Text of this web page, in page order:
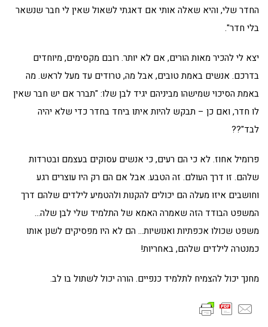
החדר שלי, והיא שאלה אותי אם דאגתי לשאול שאין לי חבר שנשאר
בלי חדר".
יצא לי להכיר מאות הורים, אם לא יותר. רובם מקסימים, מיוחדים
בדרכם. אנשים באמת טובים, אבל מה, טרודים עד מעל לראש. מה
באמת הסיכוי שמישהו מביניהם יגיד לבן שלו: "תברר אם יש חבר שאין
לו חדר, ואם כן – תבקש להיות איתו ביחד בחדר כדי שלא יהיה
לבד"??
פרומיל אחוז. לא כי הם רעים, כי אנשים עסוקים בעצמם ובטרדות
שלהם. זו דרך העולם. זה הטבע. אבל אם הם רק היו עוצרים רגע
וחושבים איזו מעלה הם יכולים להקנות ולהטמיע לילדים שלהם דרך
המשפט הבודד הזה שאמרה האמא של התלמיד שלי לבן שלה…
משפט שכולו אכפתיות ואנושיות… הם לא היו מפסיקים לשנן אותו
כמנטרה לילדים שלהם, באחריות!
מחנך יכול להצמיח לתלמיד כנפיים. הורה יכול לשתול בו לב.